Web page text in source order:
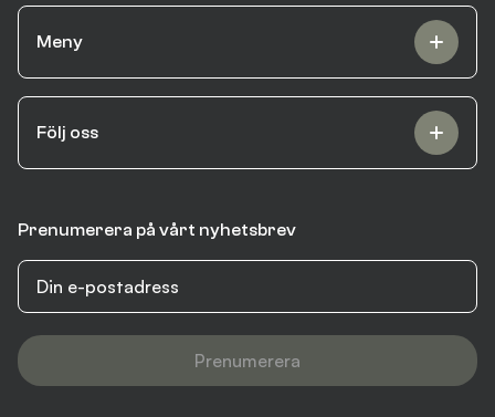
Prenumerera på vårt nyhetsbrev
Prenumerera
Meny
Följ oss